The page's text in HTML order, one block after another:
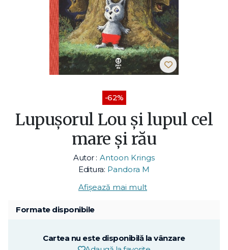
-62%
Lupușorul Lou și lupul cel
mare și rău
Autor : Antoon Krings
Editura: Pandora M
Afișează mai mult
Formate disponibile
Cartea nu este disponibilă la vânzare